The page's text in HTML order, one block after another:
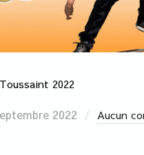
2022
2022 Aucun